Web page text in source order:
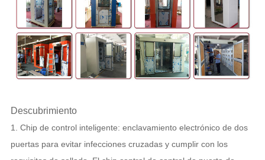
Descubrimiento
1. Chip de control inteligente: enclavamiento electrónico de dos
puertas para evitar infecciones cruzadas y cumplir con los